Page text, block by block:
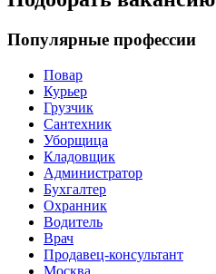
Популярные профессии
Повар
Курьер
Грузчик
Сантехник
Уборщица
Кладовщик
Администратор
Бухгалтер
Охранник
Водитель
Врач
Продавец-консультант
Москва